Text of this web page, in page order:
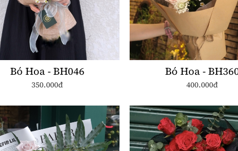
Bó Hoa - BH046
350.000đ
Bó Hoa -
400.000đ